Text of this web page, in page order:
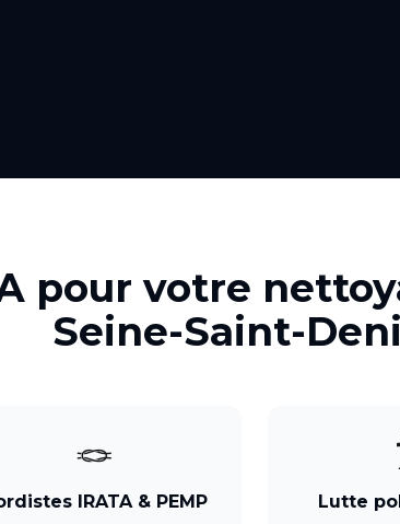
pour votre
Seine-Saint-
🪢
IRATA & PEMP Lutte